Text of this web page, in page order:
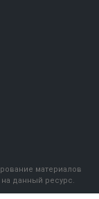
материалов
данный ресурс.